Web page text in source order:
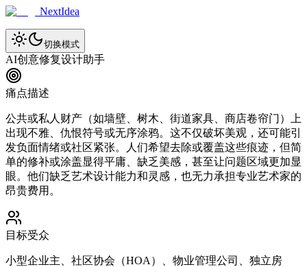
NextIdea
切换模式
AI创意修复设计助手
痛点描述
公共或私人财产（如墙壁、树木、街道家具、商店卷帘门）上
出现不雅、仇恨符号或无序涂鸦。这不仅破坏美观，还可能引
发负面情绪或社区紧张。人们希望去除或覆盖这些痕迹，但简
单的修补或涂盖显得平庸、缺乏美感，甚至让问题区域更加显
眼。他们缺乏艺术设计能力和灵感，也无力承担专业艺术家的
昂贵费用。
目标受众
小型企业主、社区协会（HOA）、物业管理公司、独立房